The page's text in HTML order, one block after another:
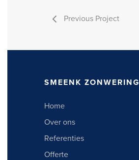
Previous Project
SMEENK ZONWERING
Home
Over ons
Referenties
Offerte